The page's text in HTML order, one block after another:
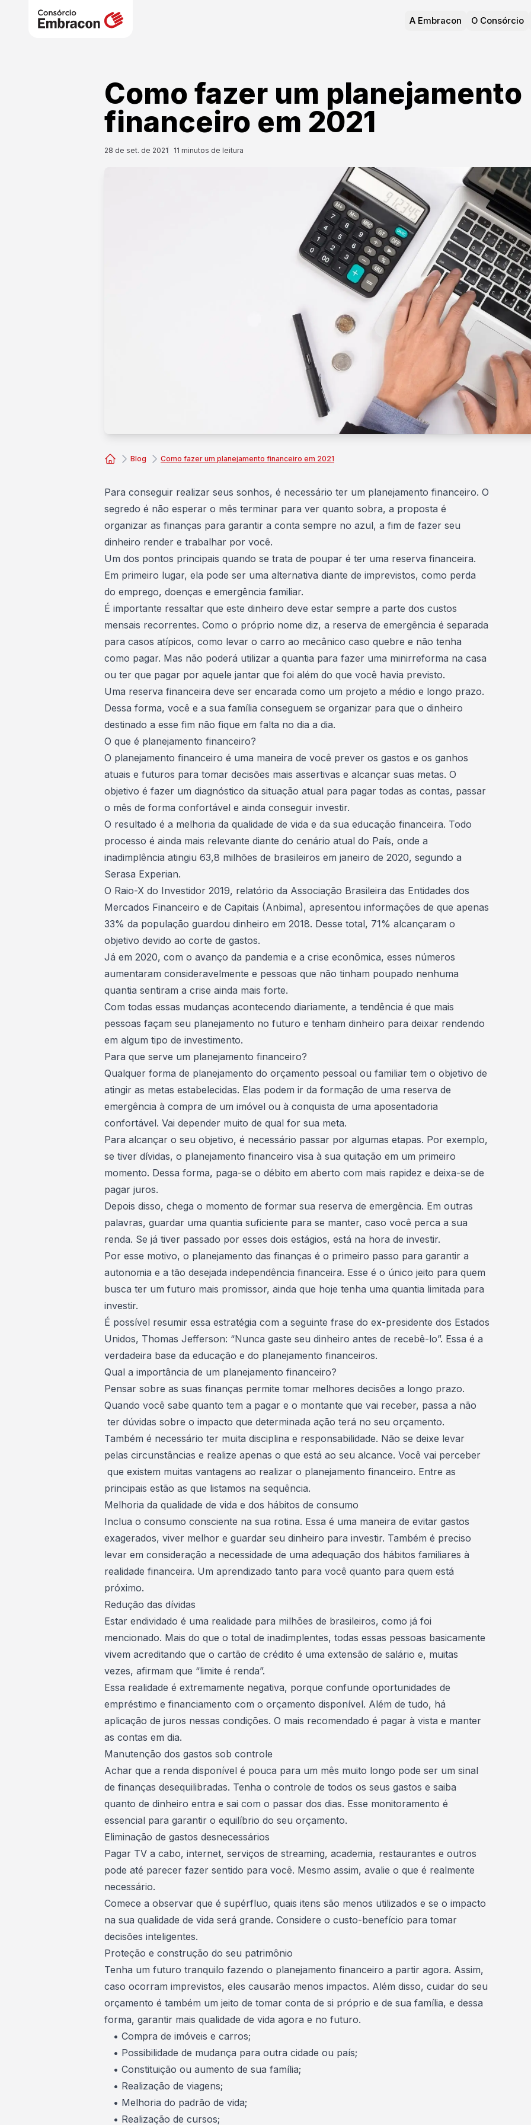
A Embracon O Consórcio
Como fazer um planejamento
financeiro em 2021
28 de set. de 2021 11 minutos de leitura
Blog Como fazer um planejamento financeiro em 2021
Para conseguir realizar seus sonhos, é necessário ter um planejamento financeiro. O
segredo é não esperar o mês terminar para ver quanto sobra, a proposta é
organizar as finanças para garantir a conta sempre no azul, a fim de fazer seu
dinheiro render e trabalhar por você.
Um dos pontos principais quando se trata de poupar é ter uma reserva financeira.
Em primeiro lugar, ela pode ser uma alternativa diante de imprevistos, como perda
do emprego, doenças e emergência familiar.
É importante ressaltar que este dinheiro deve estar sempre a parte dos custos
mensais recorrentes. Como o próprio nome diz, a reserva de emergência é separada
para casos atípicos, como levar o carro ao mecânico caso quebre e não tenha
como pagar. Mas não poderá utilizar a quantia para fazer uma minirreforma na casa
ou ter que pagar por aquele jantar que foi além do que você havia previsto.
Uma reserva financeira deve ser encarada como um projeto a médio e longo prazo.
Dessa forma, você e a sua família conseguem se organizar para que o dinheiro
destinado a esse fim não fique em falta no dia a dia.
O que é planejamento financeiro?
O planejamento financeiro é uma maneira de você prever os gastos e os ganhos
atuais e futuros para tomar decisões mais assertivas e alcançar suas metas. O
objetivo é fazer um diagnóstico da situação atual para pagar todas as contas, passar
o mês de forma confortável e ainda conseguir investir.
O resultado é a melhoria da qualidade de vida e da sua educação financeira. Todo
processo é ainda mais relevante diante do cenário atual do País, onde a
inadimplência atingiu 63,8 milhões de brasileiros em janeiro de 2020, segundo a
Serasa Experian.
O Raio-X do Investidor 2019, relatório da Associação Brasileira das Entidades dos
Mercados Financeiro e de Capitais (Anbima), apresentou informações de que apenas
33% da população guardou dinheiro em 2018. Desse total, 71% alcançaram o
objetivo devido ao corte de gastos.
Já em 2020, com o avanço da pandemia e a crise econômica, esses números
aumentaram consideravelmente e pessoas que não tinham poupado nenhuma
quantia sentiram a crise ainda mais forte.
Com todas essas mudanças acontecendo diariamente, a tendência é que mais
pessoas façam seu planejamento no futuro e tenham dinheiro para deixar rendendo
em algum tipo de investimento.
Para que serve um planejamento financeiro?
Qualquer forma de planejamento do orçamento pessoal ou familiar tem o objetivo de
atingir as metas estabelecidas. Elas podem ir da formação de uma reserva de
emergência à compra de um imóvel ou à conquista de uma aposentadoria
confortável. Vai depender muito de qual for sua meta.
Para alcançar o seu objetivo, é necessário passar por algumas etapas. Por exemplo,
se tiver dívidas, o planejamento financeiro visa à sua quitação em um primeiro
momento. Dessa forma, paga-se o débito em aberto com mais rapidez e deixa-se de
pagar juros.
Depois disso, chega o momento de formar sua reserva de emergência. Em outras
palavras, guardar uma quantia suficiente para se manter, caso você perca a sua
renda. Se já tiver passado por esses dois estágios, está na hora de investir.
Por esse motivo, o planejamento das finanças é o primeiro passo para garantir a
autonomia e a tão desejada independência financeira. Esse é o único jeito para quem
busca ter um futuro mais promissor, ainda que hoje tenha uma quantia limitada para
investir.
É possível resumir essa estratégia com a seguinte frase do ex-presidente dos Estados
Unidos, Thomas Jefferson: “Nunca gaste seu dinheiro antes de recebê-lo”. Essa é a
verdadeira base da educação e do planejamento financeiros.
Qual a importância de um planejamento financeiro?
Pensar sobre as suas finanças permite tomar melhores decisões a longo prazo.
Quando você sabe quanto tem a pagar e o montante que vai receber, passa a não
ter dúvidas sobre o impacto que determinada ação terá no seu orçamento.
Também é necessário ter muita disciplina e responsabilidade. Não se deixe levar
pelas circunstâncias e realize apenas o que está ao seu alcance. Você vai perceber
que existem muitas vantagens ao realizar o planejamento financeiro. Entre as
principais estão as que listamos na sequência.
Melhoria da qualidade de vida e dos hábitos de consumo
Inclua o consumo consciente na sua rotina. Essa é uma maneira de evitar gastos
exagerados, viver melhor e guardar seu dinheiro para investir. Também é preciso
levar em consideração a necessidade de uma adequação dos hábitos familiares à
realidade financeira. Um aprendizado tanto para você quanto para quem está
próximo.
Redução das dívidas
Estar endividado é uma realidade para milhões de brasileiros, como já foi
mencionado. Mais do que o total de inadimplentes, todas essas pessoas basicamente
vivem acreditando que o cartão de crédito é uma extensão de salário e, muitas
vezes, afirmam que “limite é renda”.
Essa realidade é extremamente negativa, porque confunde oportunidades de
empréstimo e financiamento com o orçamento disponível. Além de tudo, há
aplicação de juros nessas condições. O mais recomendado é pagar à vista e manter
as contas em dia.
Manutenção dos gastos sob controle
Achar que a renda disponível é pouca para um mês muito longo pode ser um sinal
de finanças desequilibradas. Tenha o controle de todos os seus gastos e saiba
quanto de dinheiro entra e sai com o passar dos dias. Esse monitoramento é
essencial para garantir o equilíbrio do seu orçamento.
Eliminação de gastos desnecessários
Pagar TV a cabo, internet, serviços de streaming, academia, restaurantes e outros
pode até parecer fazer sentido para você. Mesmo assim, avalie o que é realmente
necessário.
Comece a observar que é supérfluo, quais itens são menos utilizados e se o impacto
na sua qualidade de vida será grande. Considere o custo-benefício para tomar
decisões inteligentes.
Proteção e construção do seu patrimônio
Tenha um futuro tranquilo fazendo o planejamento financeiro a partir agora. Assim,
caso ocorram imprevistos, eles causarão menos impactos. Além disso, cuidar do seu
orçamento é também um jeito de tomar conta de si próprio e de sua família, e dessa
forma, garantir mais qualidade de vida agora e no futuro.
• Compra de imóveis e carros;
• Possibilidade de mudança para outra cidade ou país;
• Constituição ou aumento de sua família;
• Realização de viagens;
• Melhoria do padrão de vida;
• Realização de cursos;